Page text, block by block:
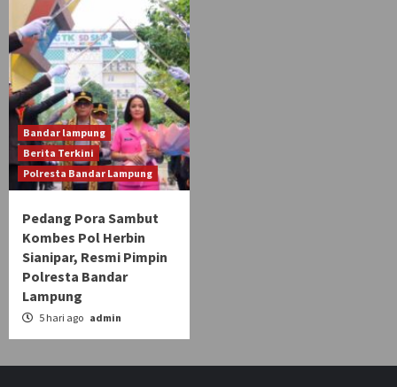
Bandar lampung
Berita Terkini
Polresta Bandar Lampung
Pedang Pora Sambut
Kombes Pol Herbin
Sianipar, Resmi Pimpin
Polresta Bandar
Lampung
5 hari ago admin